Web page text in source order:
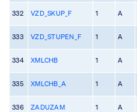
332 VZD_SKUP_F 1 A
333 VZD_STUPEN_F 1 A
334 XMLCHB 1 A
335 XMLCHB_A 1 A
336 ZADUZAM 1 A